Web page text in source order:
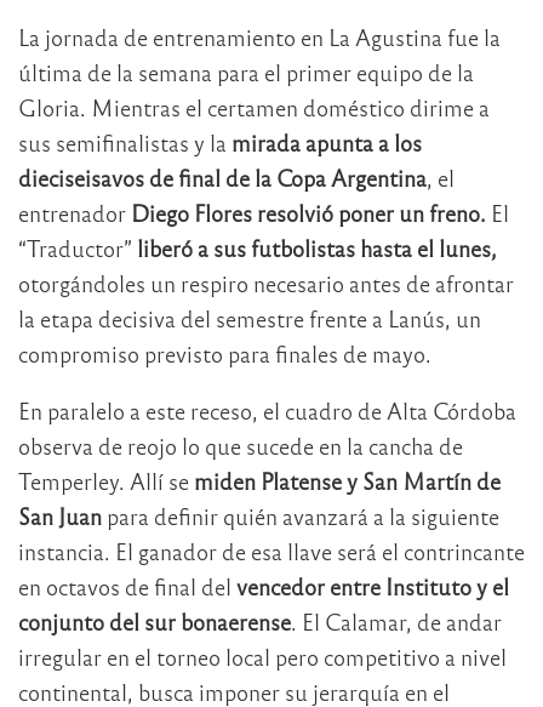
La jornada de entrenamiento en La Agustina fue la
última de la semana para el primer equipo de la
Gloria. Mientras el certamen doméstico dirime a
sus semifinalistas y la mirada apunta a los
dieciseisavos de final de la Copa Argentina, el
entrenador Diego Flores resolvió poner un freno. El
“Traductor” liberó a sus futbolistas hasta el lunes,
otorgándoles un respiro necesario antes de afrontar
la etapa decisiva del semestre frente a Lanús, un
compromiso previsto para finales de mayo.
En paralelo a este receso, el cuadro de Alta Córdoba
observa de reojo lo que sucede en la cancha de
Temperley. Allí se miden Platense y San Martín de
San Juan para definir quién avanzará a la siguiente
instancia. El ganador de esa llave será el contrincante
en octavos de final del vencedor entre Instituto y el
conjunto del sur bonaerense. El Calamar, de andar
irregular en el torneo local pero competitivo a nivel
continental, busca imponer su jerarquía en el